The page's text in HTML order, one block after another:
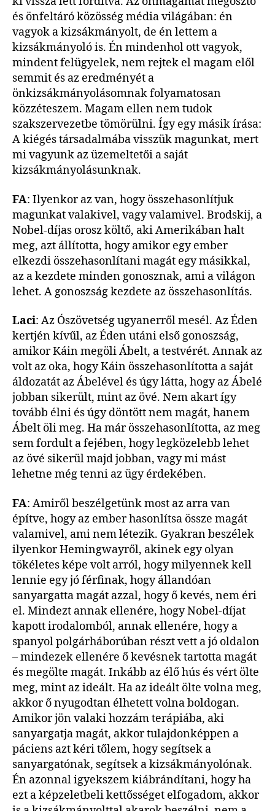
és önfeltáró közösség média világában: én
vagyok a kizsákmányolt, de én lettem a
kizsákmányoló is. Én mindenhol ott vagyok,
mindent felügyelek, nem rejtek el magam elől
semmit és az eredményét a
önkizsákmányolásomnak folyamatosan
közzéteszem. Magam ellen nem tudok
szakszervezetbe tömörülni. Így egy másik írása:
A kiégés társadalmába visszük magunkat, mert
mi vagyunk az üzemeltetői a saját
kizsákmányolásunknak.
FA: Ilyenkor az van, hogy összehasonlítjuk
magunkat valakivel, vagy valamivel. Brodskij, a
Nobel-díjas orosz költő, aki Amerikában halt
meg, azt állította, hogy amikor egy ember
elkezdi összehasonlítani magát egy másikkal,
az a kezdete minden gonosznak, ami a világon
lehet. A gonoszság kezdete az összehasonlítás.
Laci: Az Ószövetség ugyanerről mesél. Az Éden
kertjén kívűl, az Éden utáni első gonoszság,
amikor Káin megöli Ábelt, a testvérét. Annak az
volt az oka, hogy Káin összehasonlította a saját
áldozatát az Ábelével és úgy látta, hogy az Ábelé
jobban sikerült, mint az övé. Nem akart így
tovább élni és úgy döntött nem magát, hanem
Ábelt öli meg. Ha már összehasonlította, az meg
sem fordult a fejében, hogy legközelebb lehet
az övé sikerül majd jobban, vagy mi mást
lehetne még tenni az ügy érdekében.
FA: Amiről beszélgetünk most az arra van
építve, hogy az ember hasonlítsa össze magát
valamivel, ami nem létezik. Gyakran beszélek
ilyenkor Hemingwayről, akinek egy olyan
tökéletes képe volt arról, hogy milyennek kell
lennie egy jó férfinak, hogy állandóan
sanyargatta magát azzal, hogy ő kevés, nem éri
el. Mindezt annak ellenére, hogy Nobel-díjat
kapott irodalomból, annak ellenére, hogy a
spanyol polgárháborúban részt vett a jó oldalon
– mindezek ellenére ő kevésnek tartotta magát
és megölte magát. Inkább az élő hús és vért ölte
meg, mint az ideált. Ha az ideált ölte volna meg,
akkor ő nyugodtan élhetett volna boldogan.
Amikor jön valaki hozzám terápiába, aki
sanyargatja magát, akkor tulajdonképpen a
páciens azt kéri tőlem, hogy segítsek a
sanyargatónak, segítsek a kizsákmányolónak.
Én azonnal igyekszem kiábrándítani, hogy ha
ezt a képzeletbeli kettősséget elfogadom, akkor